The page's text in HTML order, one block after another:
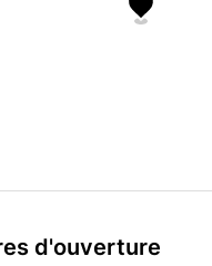
d'ouverture